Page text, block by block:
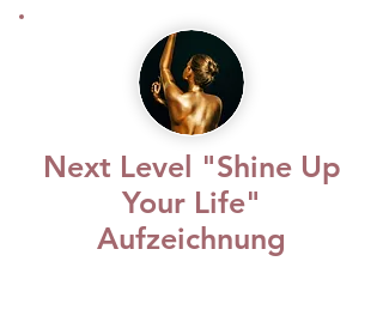
Next Level "Shine Up
Your Life"
Aufzeichnung